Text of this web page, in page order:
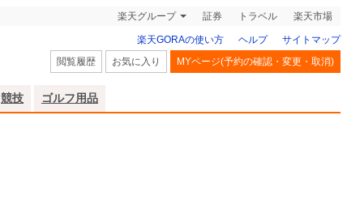
楽天グループ 証券 トラベル 楽天市場
楽天GORAの使い方 ヘルプ
サイトマップ
閲覧履歴
お気に入り MYページ(予約の確認・変更・取消)
競技 ゴルフ用品